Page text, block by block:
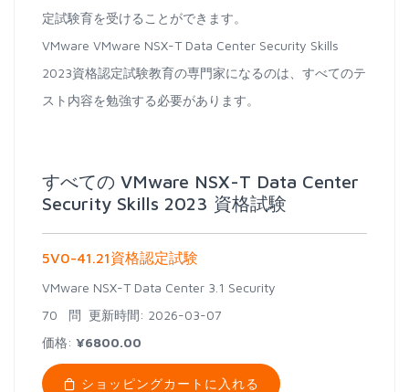
定試験育を受けることができます。
VMware VMware NSX-T Data Center Security Skills
2023資格認定試験教育の専門家になるのは、すべてのテ
スト内容を勉強する必要があります。
すべての VMware NSX-T Data Center
Security Skills 2023 資格試験
5V0-41.21資格認定試験
VMware NSX-T Data Center 3.1 Security
70 問 更新時間: 2026-03-07
価格: ¥6800.00
ショッピングカートに入れる